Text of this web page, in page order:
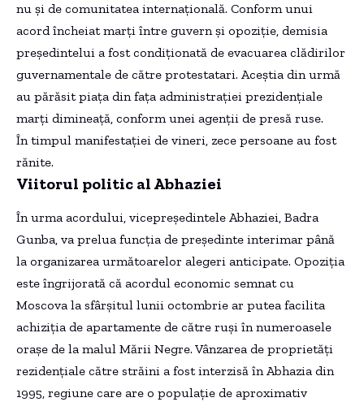
nu și de comunitatea internațională. Conform unui
acord încheiat marți între guvern și opoziție, demisia
președintelui a fost condiționată de evacuarea clădirilor
guvernamentale de către protestatari. Aceștia din urmă
au părăsit piața din fața administrației prezidențiale
marți dimineață, conform unei agenții de presă ruse.
În timpul manifestației de vineri, zece persoane au fost
rănite.
Viitorul politic al Abhaziei
În urma acordului, vicepreședintele Abhaziei, Badra
Gunba, va prelua funcția de președinte interimar până
la organizarea următoarelor alegeri anticipate. Opoziția
este îngrijorată că acordul economic semnat cu
Moscova la sfârșitul lunii octombrie ar putea facilita
achiziția de apartamente de către ruși în numeroasele
orașe de la malul Mării Negre. Vânzarea de proprietăți
rezidențiale către străini a fost interzisă în Abhazia din
1995, regiune care are o populație de aproximativ